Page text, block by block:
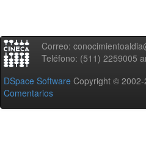
Correo:
Teléfono: (511) 2259005
DSpace Software Copyright © 2002-
Comentarios